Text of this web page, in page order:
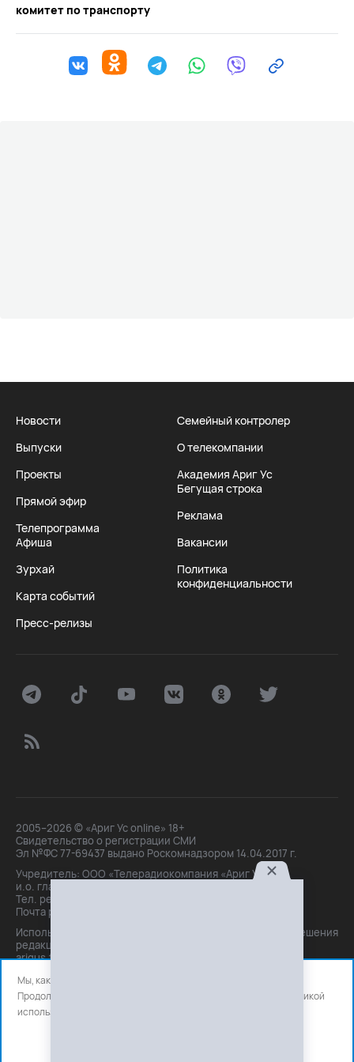
комитет по транспорту
Новости
Выпуски
Проекты
Прямой эфир
Телепрограмма
Афиша
Зурхай
Карта событий
Пресс-релизы
Семейный контролер
О телекомпании
Академия Ариг Ус
Бегущая строка
Реклама
Вакансии
Политика
конфиденциальности
2005–2026 © «Ариг Ус online» 18+
Свидетельство о регистрации СМИ
Эл №ФС 77-69437 выдано Роскомнадзором 14.04.2017 г.
Учредитель: ООО «Телерадиокомпания «Ариг Ус»,
и.о. главного редактора: Маханова О.Б.
Тел. peдakции: +7(3012)21-30-14,
Почта peдakции: editor@arigus.tv
Использование материалов только с письменного разрешения
редакции. При цитировании прямая активная ссылка на
arigus.tv обязательна.
Мы, как и все используем файлы cookie и сервисы аналитики.
Продолжая использовать сайт, вы соглашаетесь с нашей
политикой
использования